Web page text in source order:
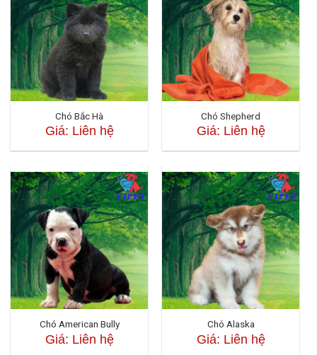
Chó Bắc Hà
Giá: Liên hệ
Chó Shepherd
Giá: Liên hệ
Chó American Bully
Giá: Liên hệ
Chó Alaska
Giá: Liên hệ